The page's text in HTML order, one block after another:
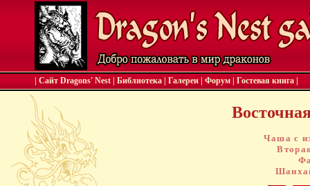
| Сайт Dragons' Nest Библиотека Галереи Форум Гостевая книга
Чаша с